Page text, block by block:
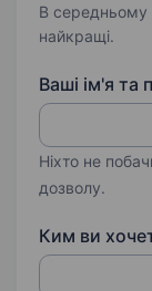
В середньому
найкращі.
Ваші ім'я та
Ніхто не
дозволу.
Ким ви